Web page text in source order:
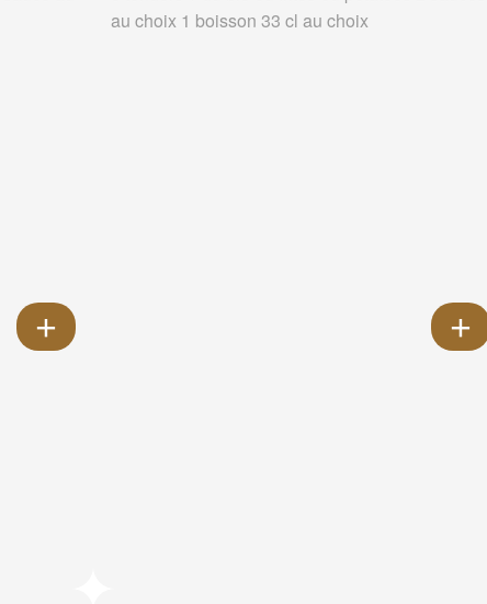
au choix 1 boisson 33 cl au choix